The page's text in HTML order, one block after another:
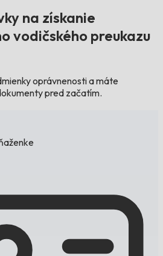
na získanie
vodičského preukazu
oprávnenosti a máte
pred začatím.